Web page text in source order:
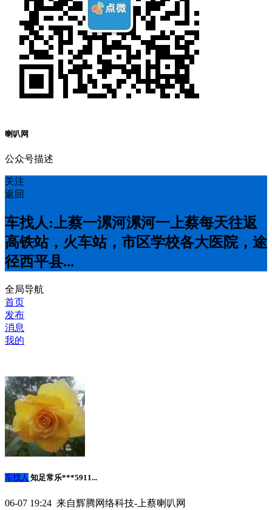
喇叭网
公众号描述
关注
返回
车找人:上蔡一漯河漯河一上蔡每天往返
高铁站，火车站，市区学校各大医院，途
径西平县...
全局导航
首页
发布
消息
我的
车找人 知足常乐***5911...
06-07 19:24 来自辉腾网络科技-上蔡喇叭网